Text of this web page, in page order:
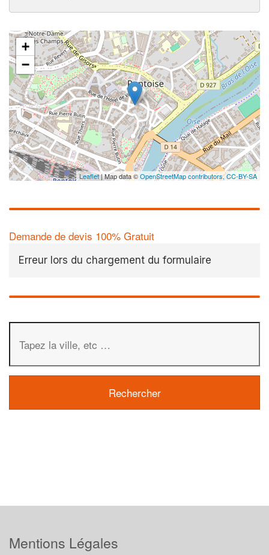
+
−
Leaflet| Map data ©OpenStreetMap contributors,CC-BY-SA
Demande de devis 100% Gratuit
Erreur lors du chargement du formulaire
Mentions Légales